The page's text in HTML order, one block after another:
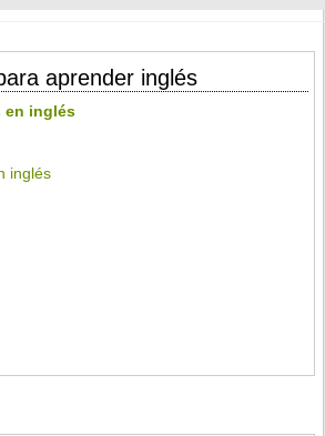
aprender inglés
en inglés
inglés